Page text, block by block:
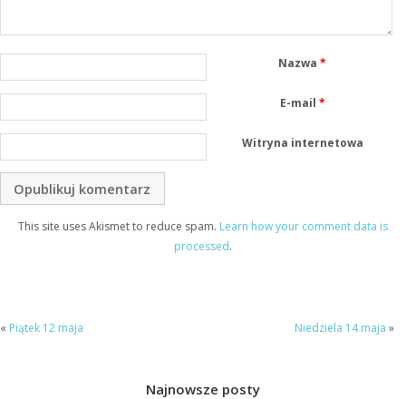
Nazwa*
E-mail *
Witryna internetowa
This site uses Akismet to reduce spam. Learn how your comment data is
processed.
« Piątek 12 maja Niedziela 14 maja »
Najnowsze posty